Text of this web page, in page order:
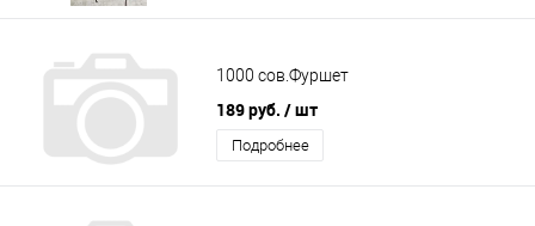
1000 сов.Фуршет
189 руб. / шт
Подробнее